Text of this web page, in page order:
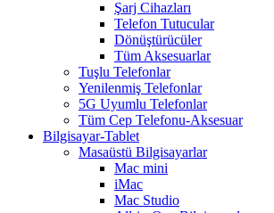
Şarj Cihazları
Telefon Tutucular
Dönüştürücüler
Tüm Aksesuarlar
Tuşlu Telefonlar
Yenilenmiş Telefonlar
5G Uyumlu Telefonlar
Tüm Cep Telefonu-Aksesuar
Bilgisayar-Tablet
Masaüstü Bilgisayarlar
Mac mini
iMac
Mac Studio